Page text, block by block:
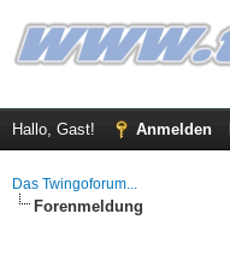
Hallo, Gast! Anmelden
Das Twingoforum...
Forenmeldung